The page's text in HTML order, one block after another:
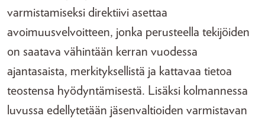
varmistamiseksi direktiivi asettaa
avoimuusvelvoitteen, jonka perusteella tekijöiden
on saatava vähintään kerran vuodessa
ajantasaista, merkityksellistä ja kattavaa tietoa
teostensa hyödyntämisestä. Lisäksi kolmannessa
luvussa edellytetään jäsenvaltioiden varmistavan